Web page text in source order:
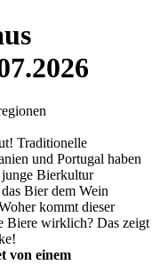
Traditionelle
und Portugal haben
junge Bierkultur
Bier dem Wein
kommt dieser
Biere wirklich? Das zeigt
von einem